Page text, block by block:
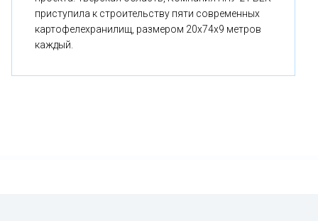
приступила к строительству пяти современных
картофелехранилищ, размером 20x74x9 метров
каждый.